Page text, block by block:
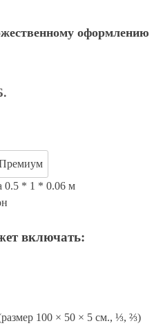
оформлению
0.5 * 1 * 0.06 м
включать:
100 × 50 × 5 см., ⅓, ⅔)